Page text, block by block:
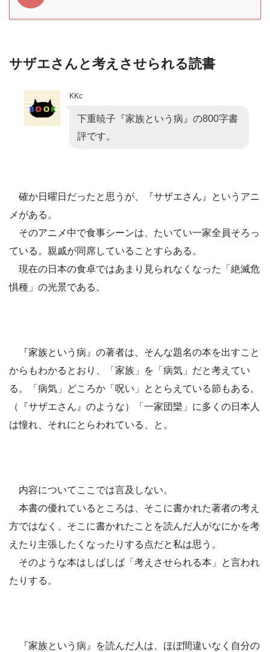
サザエさんと考えさせられる読書
KKc
下重暁子『家族という病』の800字書
評です。
確か日曜日だったと思うが、『サザエさん』というアニ
メがある。
そのアニメ中で食事シーンは、たいてい一家全員そろっ
ている。親戚が同席していることすらある。
現在の日本の食卓ではあまり見られなくなった「絶滅危
惧種」の光景である。
『家族という病』の著者は、そんな題名の本を出すこと
からもわかるとおり、「家族」を「病気」だと考えてい
る。「病気」どころか「呪い」ととらえている節もある。
（『サザエさん』のような）「一家団欒」に多くの日本人
は憧れ、それにとらわれている、と。
内容についてここでは言及しない。
本書の優れているところは、そこに書かれた著者の考え
方ではなく、そこに書かれたことを読んだ人がなにかを考
えたり主張したくなったりする点だと私は思う。
そのような本はしばしば「考えさせられる本」と言われ
たりする。
『家族という病』を読んだ人は、ほぼ間違いなく自分の